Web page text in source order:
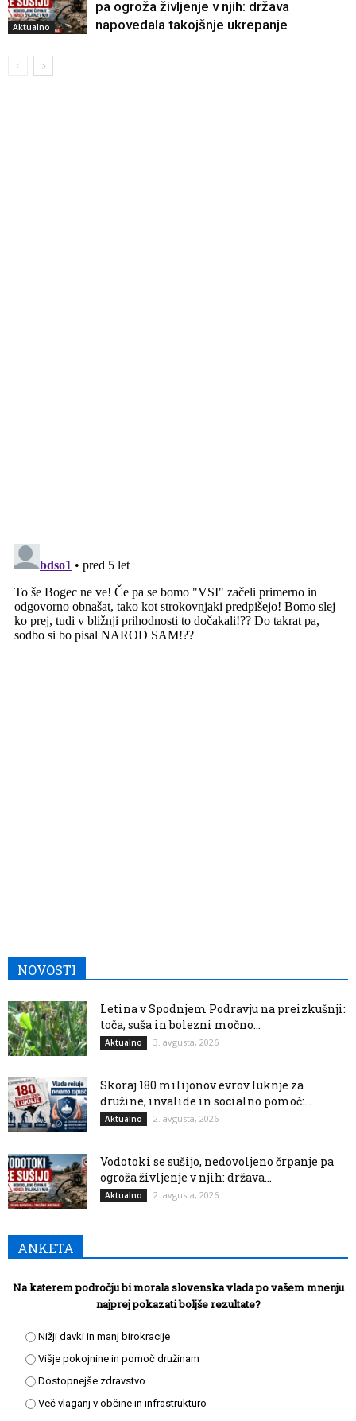
Aktualno
pa ogroža življenje v njih: država
napovedala takojšnje ukrepanje
NOVOSTI
Letina v Spodnjem Podravju na preizkušnji:
toča, suša in bolezni močno...
Aktualno 3. avgusta, 2026
Skoraj 180 milijonov evrov luknje za
družine, invalide in socialno pomoč:...
Aktualno 2. avgusta, 2026
Vodotoki se sušijo, nedovoljeno črpanje pa
ogroža življenje v njih: država...
Aktualno 2. avgusta, 2026
ANKETA
Na katerem področju bi morala slovenska vlada po vašem mnenju
najprej pokazati boljše rezultate?
Nižji davki in manj birokracije
Višje pokojnine in pomoč družinam
Dostopnejše zdravstvo
Več vlaganj v občine in infrastrukturo